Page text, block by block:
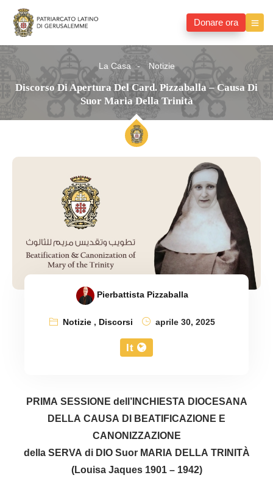
Donare ora
La Casa Notizie
Discorso Di Apertura Del Card. Pizzaballa – Causa Di
Suor Maria Della Trinità
Pierbattista Pizzaballa
Notizie, Discorsi aprile 30, 2025
It
PRIMA SESSIONE dell’INCHIESTA DIOCESANA
DELLA CAUSA DI BEATIFICAZIONE E
CANONIZZAZIONE
della SERVA di DIO Suor MARIA DELLA TRINITÀ
(Louisa Jaques 1901 – 1942)